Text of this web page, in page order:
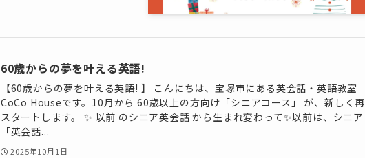
60歳からの夢を叶える英語!
【60歳からの夢を叶える英語! 】 こんにちは、宝塚市にある英会話・英語教室
CoCo Houseです。10月から 60歳以上の方向け「シニアコース」 が、新しく再
スタートします。 ✨ 以前 のシニア英会話 から生まれ変わって✨以前は、シニア
「英会話...
2025年10月1日